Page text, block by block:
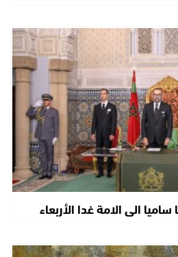
الى الامة غدا الأربعاء